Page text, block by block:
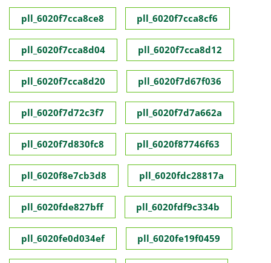
pll_6020f7cca8ce8 pll_6020f7cca8cf6
pll_6020f7cca8d04 pll_6020f7cca8d12
pll_6020f7cca8d20 pll_6020f7d67f036
pll_6020f7d72c3f7 pll_6020f7d7a662a
pll_6020f7d830fc8 pll_6020f87746f63
pll_6020f8e7cb3d8 pll_6020fdc28817a
pll_6020fde827bff pll_6020fdf9c334b
pll_6020fe0d034ef pll_6020fe19f0459